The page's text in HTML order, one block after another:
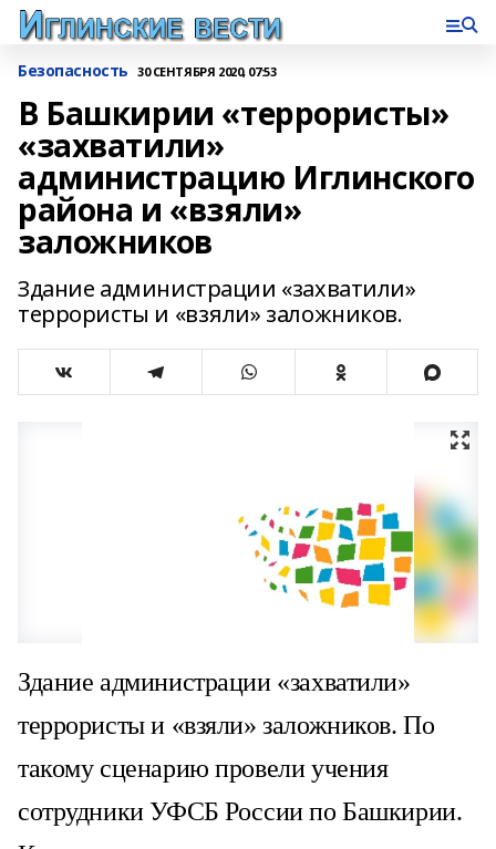
Безопасность 30 СЕНТЯБРЯ 2020, 07:53
В Башкирии «террористы»
«захватили»
администрацию Иглинского
района и «взяли»
заложников
Здание администрации «захватили»
террористы и «взяли» заложников.
Здание администрации «захватили»
террористы и «взяли» заложников. По
такому сценарию провели учения
сотрудники УФСБ России по Башкирии.